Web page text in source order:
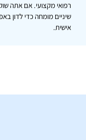
רפואי מקצועי. אם אתה
שיניים מומחה כדי לדון
אישית.